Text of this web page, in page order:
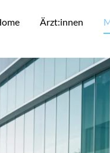
Ärzt:innen